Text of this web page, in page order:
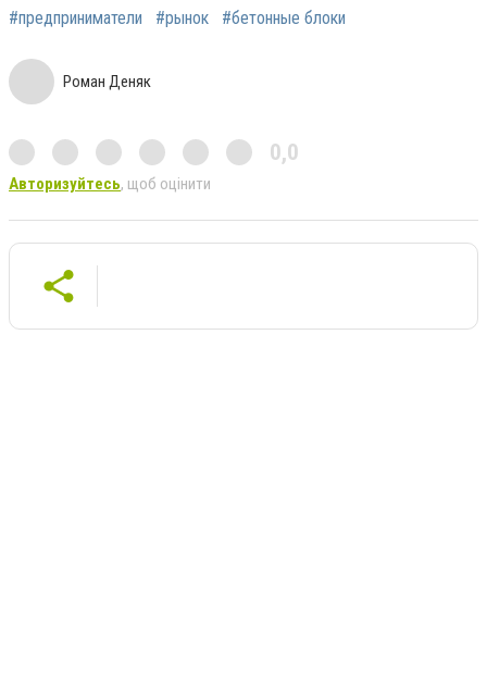
#предприниматели #рынок #бетонные блоки
Роман Деняк
0,0
Авторизуйтесь, щоб оцінити